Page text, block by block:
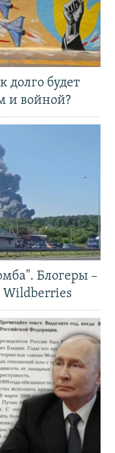
долго будет
и войной?
Блогеры –
Wildberries